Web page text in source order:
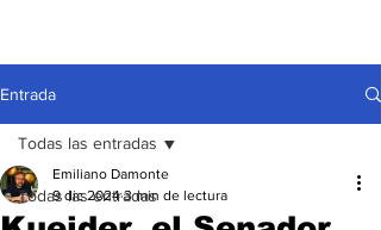
Entrada
Todas las entradas
Todas las entradas
Emiliano Damonte
9 dic 2024 3 min de lectura